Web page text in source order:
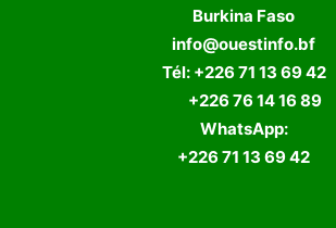
Burkina Faso
info@ouestinfo.bf
Tél: +226 71 13 69 42
+226 76 14 16 89
WhatsApp:
+226 71 13 69 42